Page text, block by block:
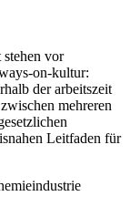
vor
on-kultur:
der arbeitszeit
mehreren
Leitfaden für